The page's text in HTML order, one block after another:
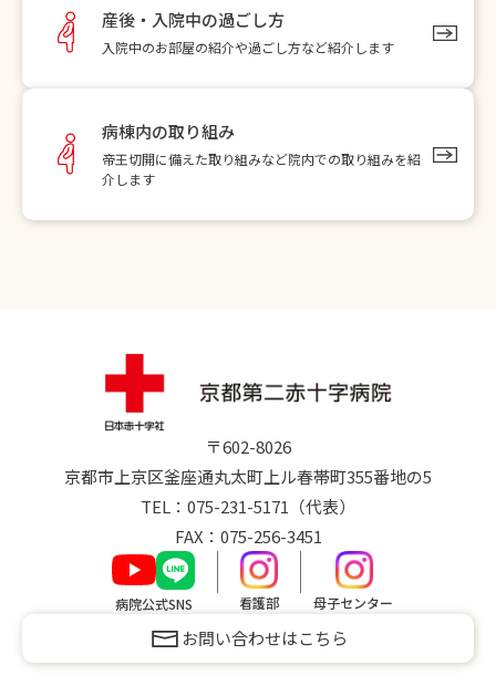
産後・入院中の過ごし方
入院中のお部屋の紹介や過ごし方など紹介します
病棟内の取り組み
帝王切開に備えた取り組みなど院内での取り組みを紹
介します
〒602-8026
京都市上京区釜座通丸太町上ル春帯町355番地の5
TEL： 075-231-5171 （代表）
FAX：075-256-3451
病院公式SNS 看護部 母子センター
お問い合わせはこちら